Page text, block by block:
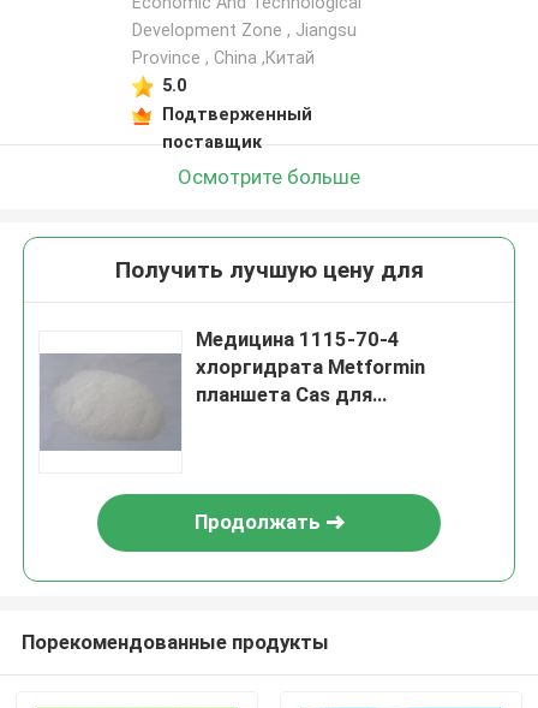
Development Zone , Jiangsu
Province , China ,Китай
5.0
Подтверженный
поставщик
Осмотрите больше
Получить лучшую цену для
Медицина 1115-70-4
хлоргидрата Metformin
планшета Cas для
Продолжать
Порекомендованные продукты